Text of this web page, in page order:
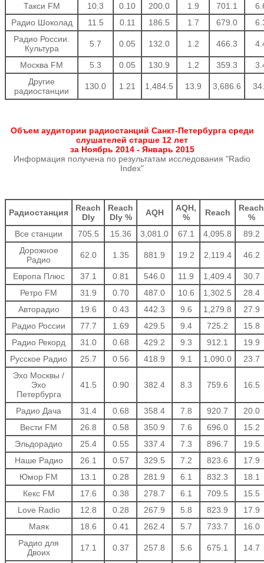
Такси FM 10.3 0.10 200.0 1.9 701.1
Радио Шоколад
11.5 0.11 186.5 1.7 679.0
Радио России.
Культура
5.7 0.05 132.0 1.2 466.3
Москва FM 5.3 0.05 130.9 1.2 359.3
Другие
радиостанции
130.0 1.21 1,484.5 13.9 3,686.6
Объем аудитории радиостанций Санкт-Петербурга среди
слушателей старше 12 лет
за Ноябрь 2014 - Январь 2015
Информация получена по результатам исследования "Radio
Index"
Радиостанция
Reach
Dly
Reach
Dly %
AQH
AQH,
%
Reach
Reach
%
Все станции
705.5 15.36 3,081.0 67.1 4,095.8
89.2
Дорожное
Радио
62.0 1.35 881.9 19.2 2,119.4 46.2
Европа Плюс 37.1 0.81 546.0 11.9 1,409.4
30.7
Ретро FM
31.9 0.70 487.0 10.6 1,302.5
28.4
Авторадио
19.6 0.43 442.3 9.6 1,279.8
27.9
Радио России
77.7 1.69 429.5 9.4 725.2
15.8
Радио Рекорд
31.0 0.68 429.2 9.3 912.1
19.9
Русское Радио
25.7 0.56 418.9 9.1 1,090.0
23.7
Эхо Москвы /
Эхо
Петербурга
41.5 0.90 382.4 8.3 759.6 16.5
Радио Дача 31.4 0.68 358.4 7.8 920.7
20.0
Вести FM
26.8 0.58 350.9 7.6 696.0
15.2
Эльдорадио
25.4 0.55 337.4 7.3 896.7
19.5
Наше Радио
26.1 0.57 329.5 7.2 823.6
17.9
Юмор FM
13.1 0.28 281.9 6.1 832.3
18.1
Кекс FM
17.6 0.38 278.7 6.1 709.5
15.5
Love Radio
12.8 0.28 267.9 5.8 823.9
17.9
Маяк
18.6 0.41 262.4 5.7 733.7
16.0
Радио для
Двоих
17.1 0.37 257.8 5.6 675.1 14.7